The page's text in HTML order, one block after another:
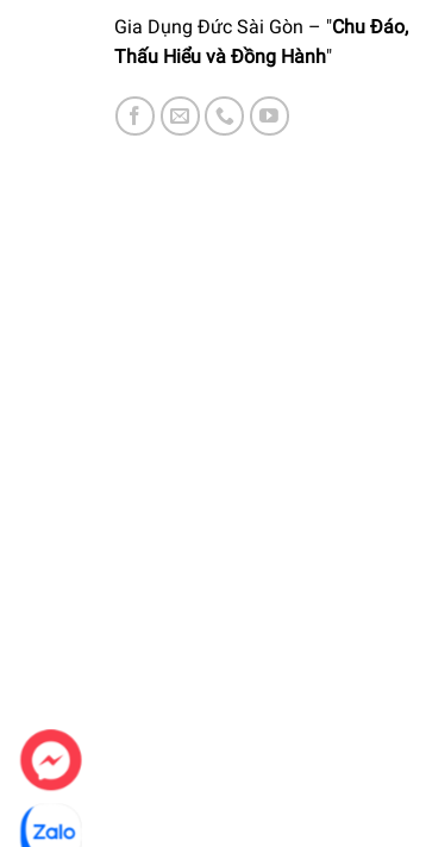
Gia Dụng Đức Sài Gòn – "Chu Đáo,
Thấu Hiểu và Đồng Hành"